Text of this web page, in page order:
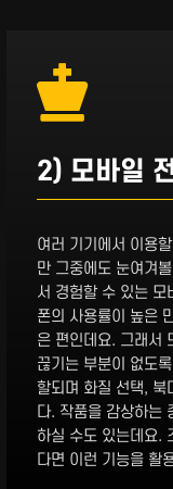
2) 모바일
여러 기기에서 이용
만 그중에도 눈여겨
서 경험할 수 있는 모
폰의 사용률이 높은
은 편인데요. 그래서
끊기는 부분이 없도
할되며 화질 선택, 북
다. 작품을 감상하는
하실 수도 있는데요.
다면 이런 기능을 활